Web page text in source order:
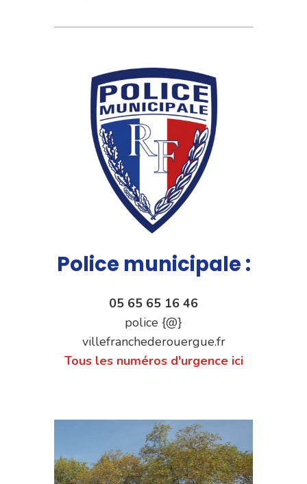
Police municipale :
05 65 65 16 46
police {@}
villefranchederouergue.fr
Tous les numéros d'urgence ici